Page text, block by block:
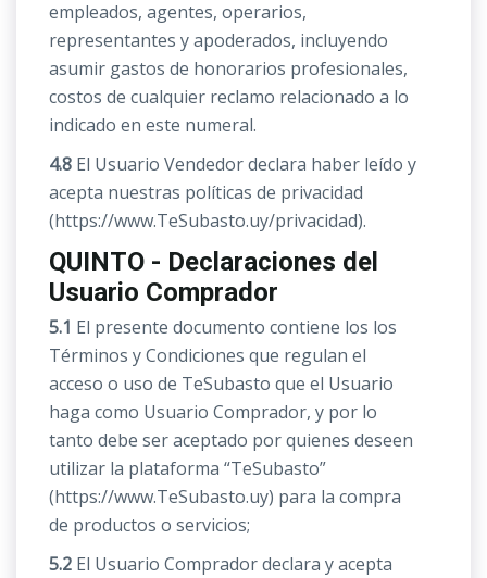
empleados, agentes, operarios,
representantes y apoderados, incluyendo
asumir gastos de honorarios profesionales,
costos de cualquier reclamo relacionado a lo
indicado en este numeral.
4.8 El Usuario Vendedor declara haber leído y
acepta nuestras políticas de privacidad
(https://www.TeSubasto.uy/privacidad).
QUINTO - Declaraciones del
Usuario Comprador
5.1 El presente documento contiene los los
Términos y Condiciones que regulan el
acceso o uso de TeSubasto que el Usuario
haga como Usuario Comprador, y por lo
tanto debe ser aceptado por quienes deseen
utilizar la plataforma “TeSubasto”
(https://www.TeSubasto.uy) para la compra
de productos o servicios;
5.2 El Usuario Comprador declara y acepta